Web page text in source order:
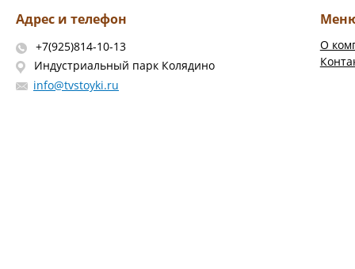
Адрес и телефон
+7(925)814-10-13
Индустриальный парк Колядино
info@tvstoyki.ru
О